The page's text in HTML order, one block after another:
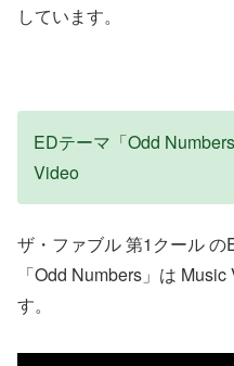
しています。
EDテーマ「Odd
Video
ザ・ファブル 第1クール
「Odd Numbers」は
す。